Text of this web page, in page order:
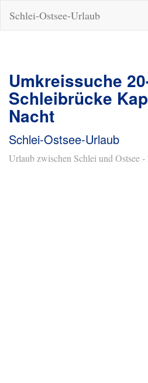
Schlei-Ostsee-Urlaub
Umkreissuche
Schleibrücke
Nacht
Schlei-Ostsee-Urlaub
Urlaub zwischen Schlei und Ostsee